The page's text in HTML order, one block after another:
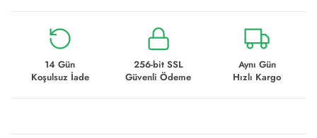
14 Gün
Koşulsuz İade
256-bit SSL
Güvenli Ödeme
Aynı Gün
Hızlı Kargo